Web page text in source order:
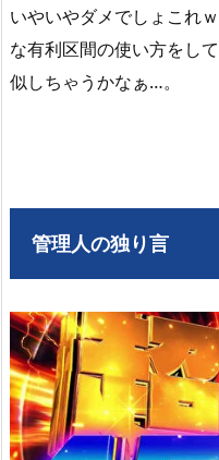
いやいやダメでしょこれ
な有利区間の使い方をし
似しちゃうかなぁ…。
管理人の独り言